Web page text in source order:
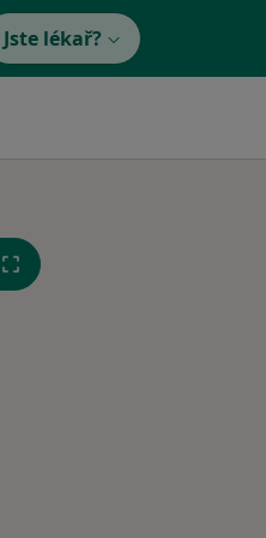
Jste lékař?
Pá
Srpen